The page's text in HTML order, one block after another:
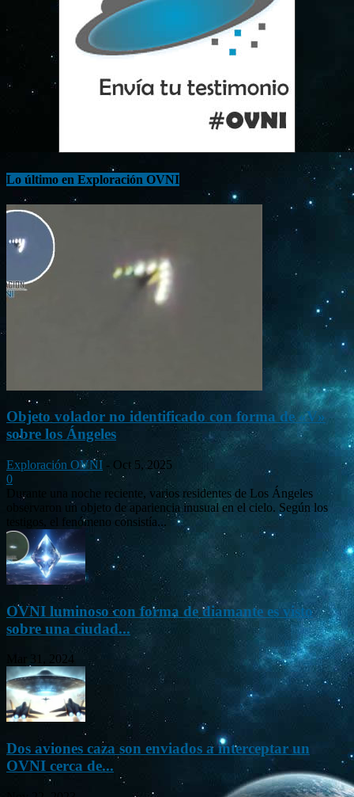
Lo último en Exploración OVNI
Objeto volador no identificado con forma de «V»
sobre los Ángeles
Exploración OVNI - Oct 5, 2025
0
Durante una noche reciente, varios residentes de Los Ángeles
observaron un objeto de apariencia inusual en el cielo. Según los
testigos, el fenómeno consistía...
OVNI luminoso con forma de diamante es visto
sobre una ciudad...
Mar 31, 2024
Dos aviones caza son enviados a interceptar un
OVNI cerca de...